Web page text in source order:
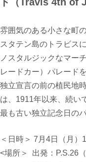
雰囲気のある小さな町
スタテン島のトラビス
ノスタルジックなマー
レードカー）パレード
独立宣言の前の植民地
は、1911年以来、 続い
最も古い独立記念日の
＜日時＞ 7月4日（月）
<場所＞ 出発： P.S.26